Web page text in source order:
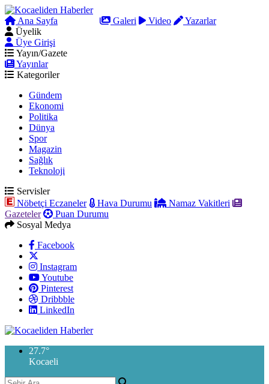
Ana Sayfa Galeri Video
Yazarlar
Üyelik
Üye Girişi
Yayın/Gazete
Yayınlar
Kategoriler
Gündem
Ekonomi
Politika
Dünya
Spor
Magazin
Sağlık
Teknoloji
Servisler
Nöbetçi Eczaneler
Hava Durumu
Namaz Vakitleri
Gazeteler
Puan Durumu
Sosyal Medya
Facebook
Instagram
Youtube
Pinterest
Dribbble
LinkedIn
27.7°
Kocaeli